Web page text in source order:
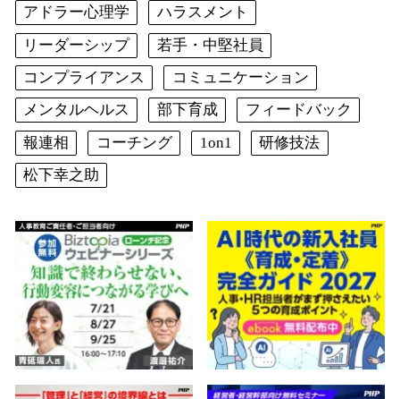
アドラー心理学
ハラスメント
リーダーシップ
若手・中堅社員
コンプライアンス
コミュニケーション
メンタルヘルス
部下育成
フィードバック
報連相
コーチング 1on1
研修技法
松下幸之助